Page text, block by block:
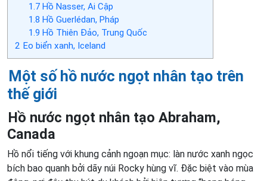
1.7Hồ Nasser, Ai Cập
1.8 Hồ Guerlédan, Pháp
1.9 Hồ Thiên Đảo, Trung Quốc
2 Eo biển xanh, Iceland
Một số hồ nước ngọt nhân tạo trên
thế giới
Hồ nước ngọt nhân tạo Abraham,
Canada
Hồ nổi tiếng với khung cảnh ngoạn mục: làn nước xanh ngọc
bích bao quanh bởi dãy núi Rocky hùng vĩ. Đặc biệt vào mùa